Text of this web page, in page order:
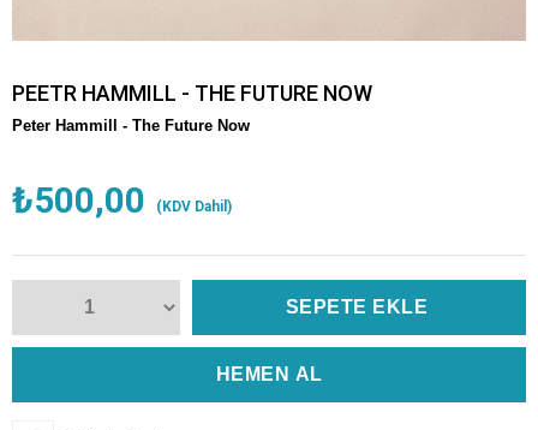
PEETR HAMMILL - THE FUTURE NOW
Peter Hammill - The Future Now
₺500,00 (KDV Dahil)